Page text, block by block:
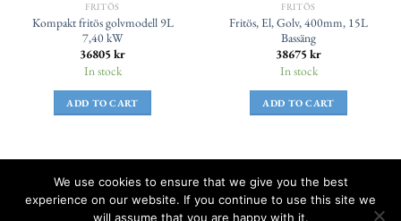
FRITÖS
Kompakt fritös golvmodell 9L
7,40 kW
36805 kr
In stock
ADD TO CART
FRITÖS
Fritös, El, Golv, 400mm, 15L
Bassäng
38675 kr
In stock
ADD TO CART
Maskinbörsen drivs medWordPress
We use cookies to ensure that we give you the best
experience on our website. If you continue to use this site we
will assume that you are happy with it.